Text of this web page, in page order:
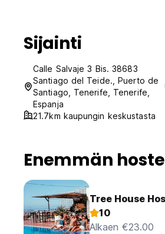
Sijainti
Calle Salvaje 3 Bis. 38683
Santiago del Teide., Puerto de
Santiago, Tenerife, Tenerife,
Espanja
21.7km kaupungin keskustasta
Enemmän
Tree House
10
Alkaen €23.00